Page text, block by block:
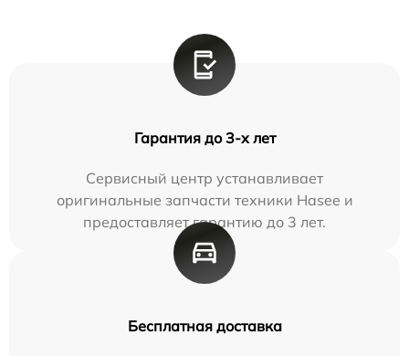
Гарантия до 3-х лет
Сервисный центр устанавливает
оригинальные запчасти техники Hasee и
предоставляет гарантию до 3 лет.
Бесплатная доставка